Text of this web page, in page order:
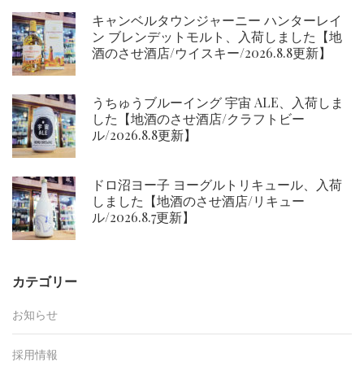
キャンベルタウンジャーニー ハンターレイ
ン ブレンデットモルト、入荷しました【地
酒のさせ酒店/ウイスキー/2026.8.8更新】
うちゅうブルーイング 宇宙 ALE、入荷しま
した【地酒のさせ酒店/クラフトビー
ル/2026.8.8更新】
ドロ沼ヨー子 ヨーグルトリキュール、入荷
しました【地酒のさせ酒店/リキュー
ル/2026.8.7更新】
カテゴリー
お知らせ
採用情報